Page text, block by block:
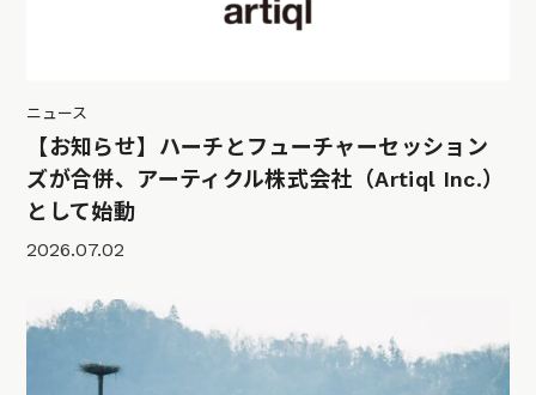
ニュース
【お知らせ】ハーチとフューチャーセッション
ズが合併、アーティクル株式会社（Artiql Inc.）
として始動
2026.07.02